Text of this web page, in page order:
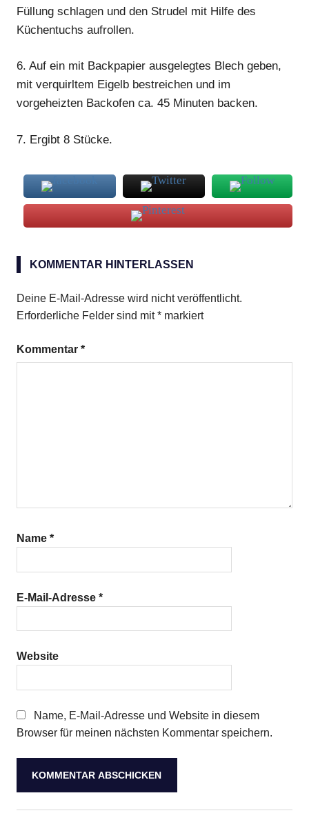
Füllung schlagen und den Strudel mit Hilfe des
Küchentuchs aufrollen.
6. Auf ein mit Backpapier ausgelegtes Blech geben,
mit verquirltem Eigelb bestreichen und im
vorgeheizten Backofen ca. 45 Minuten backen.
7. Ergibt 8 Stücke.
Hackfleisch
KOMMENTAR HINTERLASSEN
Deine E-Mail-Adresse wird nicht veröffentlicht.
Erforderliche Felder sind mit* markiert
Kommentar *
Name *
E-Mail-Adresse *
Website
Name, E-Mail-Adresse und Website in diesem
Browser für meinen nächsten Kommentar speichern.